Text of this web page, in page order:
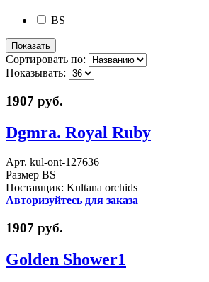
BS
Сортировать по:
Показывать:
1907 руб.
Dgmra. Royal Ruby
Арт. kul-ont-127636
Размер BS
Поставщик: Kultana orchids
Авторизуйтесь для заказа
1907 руб.
Golden Shower1